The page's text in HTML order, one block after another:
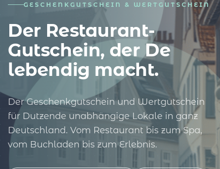
GESCHENKGUTSCHEIN & WERTGUTSCHEIN
Der Restaurant-
Gutschein, der De
lebendig macht.
Der Geschenkgutschein und Wertgutschein
für Dutzende unabhängige Lokale in ganz
Deutschland. Vom Restaurant bis zum Spa,
vom Buchladen bis zum Erlebnis.